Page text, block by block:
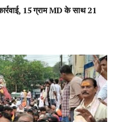
15 ग्राम MD के साथ 21